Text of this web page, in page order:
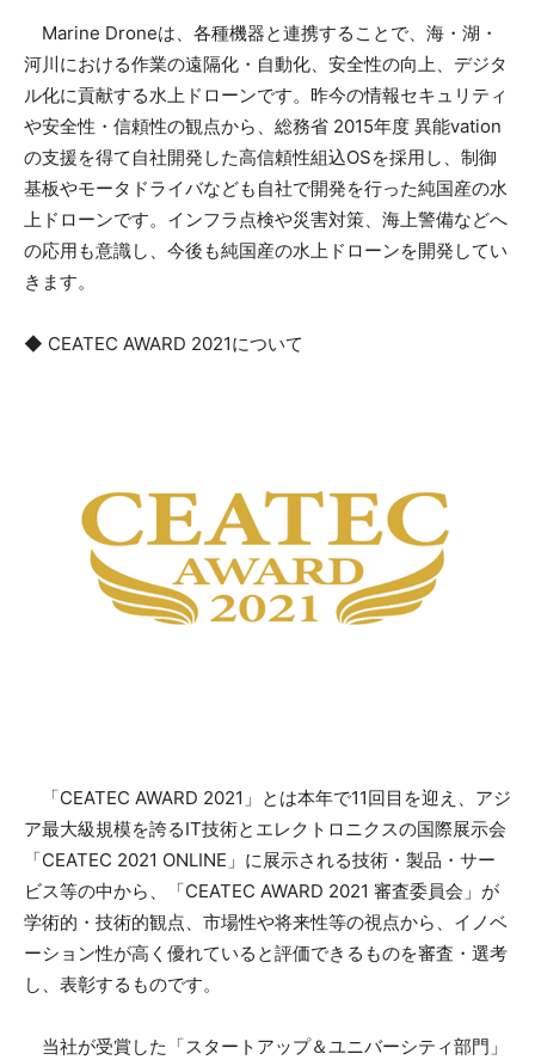
Marine Droneは、各種機器と連携することで、海・湖・
河川における作業の遠隔化・自動化、安全性の向上、デジタ
ル化に貢献する水上ドローンです。昨今の情報セキュリティ
や安全性・信頼性の観点から、総務省 2015年度 異能vation
の支援を得て自社開発した高信頼性組込OSを採用し、制御
基板やモータドライバなども自社で開発を行った純国産の水
上ドローンです。インフラ点検や災害対策、海上警備などへ
の応用も意識し、今後も純国産の水上ドローンを開発してい
きます。
◆ CEATEC AWARD 2021について
「CEATEC AWARD 2021」とは本年で11回目を迎え、アジ
ア最大級規模を誇るIT技術とエレクトロニクスの国際展示会
「CEATEC 2021 ONLINE」に展示される技術・製品・サー
ビス等の中から、「CEATEC AWARD 2021 審査委員会」が
学術的・技術的観点、市場性や将来性等の視点から、イノベ
ーション性が高く優れていると評価できるものを審査・選考
し、表彰するものです。
当社が受賞した「スタートアップ＆ユニバーシティ部門」